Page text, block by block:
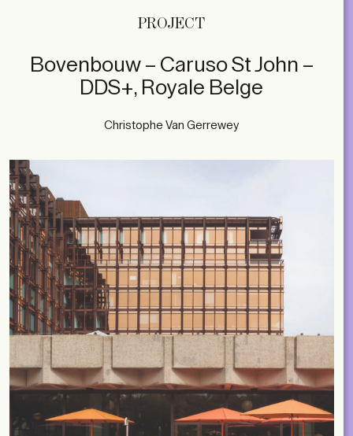
PROJECT
Bovenbouw – Caruso St John –
DDS+, Royale Belge
Christophe Van Gerrewey